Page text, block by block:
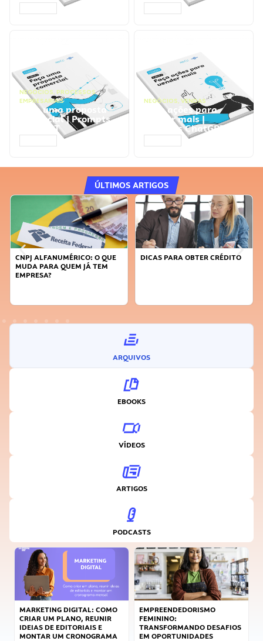
NEGÓCIOS, PROCESSOS
EMPRESARIAIS
Faça uma proposta
comercial | Prompts
ChatGPT
NEGÓCIOS, VENDAS
Faça ações para
vender mais |
Prompts ChatGPT
ÚLTIMOS ARTIGOS
CNPJ ALFANUMÉRICO: O QUE
MUDA PARA QUEM JÁ TEM
EMPRESA?
DICAS PARA OBTER CRÉDITO
ARQUIVOS
EBOOKS
VÍDEOS
ARTIGOS
PODCASTS
MARKETING DIGITAL: COMO
CRIAR UM PLANO, REUNIR
IDEIAS DE EDITORIAIS E
MONTAR UM CRONOGRAMA
EMPREENDEDORISMO
FEMININO:
TRANSFORMANDO DESAFIOS
EM OPORTUNIDADES